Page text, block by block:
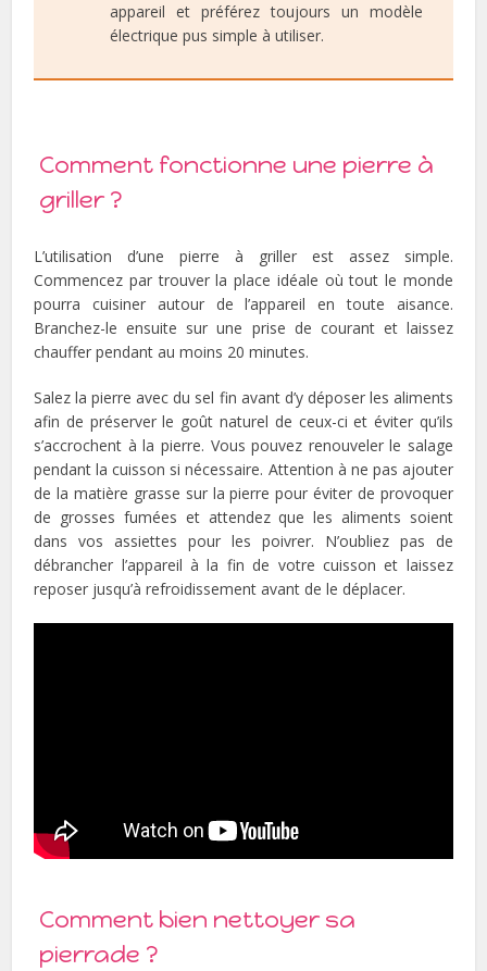
appareil et préférez toujours un modèle
électrique pus simple à utiliser.
Comment fonctionne une pierre à
griller ?
L’utilisation d’une pierre à griller est assez simple.
Commencez par trouver la place idéale où tout le monde
pourra cuisiner autour de l’appareil en toute aisance.
Branchez-le ensuite sur une prise de courant et laissez
chauffer pendant au moins 20 minutes.
Salez la pierre avec du sel fin avant d’y déposer les aliments
afin de préserver le goût naturel de ceux-ci et éviter qu’ils
s’accrochent à la pierre. Vous pouvez renouveler le salage
pendant la cuisson si nécessaire. Attention à ne pas ajouter
de la matière grasse sur la pierre pour éviter de provoquer
de grosses fumées et attendez que les aliments soient
dans vos assiettes pour les poivrer. N’oubliez pas de
débrancher l’appareil à la fin de votre cuisson et laissez
reposer jusqu’à refroidissement avant de le déplacer.
Comment bien nettoyer sa
pierrade ?